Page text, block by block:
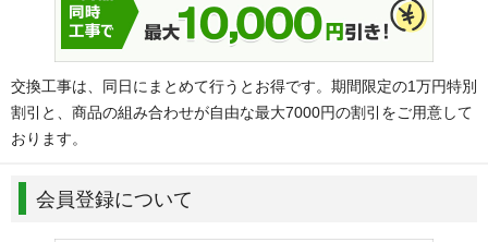
交換工事は、同日にまとめて行うとお得です。期間限定の1万円特別
割引と、商品の組み合わせが自由な最大7000円の割引をご用意して
おります。
会員登録について